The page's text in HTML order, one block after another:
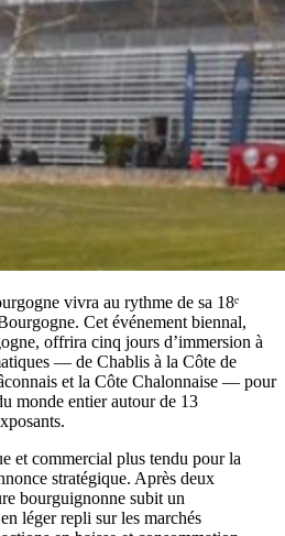
vivra au rythme de sa 18ᵉ
Cet événement biennal,
offrira cinq jours d’immersion à
— de Chablis à la Côte de
et la Côte Chalonnaise — pour
monde entier autour de 13
et commercial plus tendu pour la
stratégique. Après deux
bourguignonne subit un
léger repli sur les marchés